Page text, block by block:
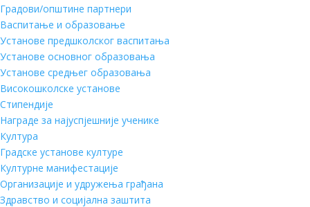
Градови/општине партнери
Васпитање и образовање
Установе предшколског васпитања
Установе основног образовања
Установе средњег образовања
Високошколске установе
Стипендије
Награде за најуспјешније ученике
Култура
Градске установе културе
Културне манифестације
Организације и удружења грађана
Здравство и социјална заштита